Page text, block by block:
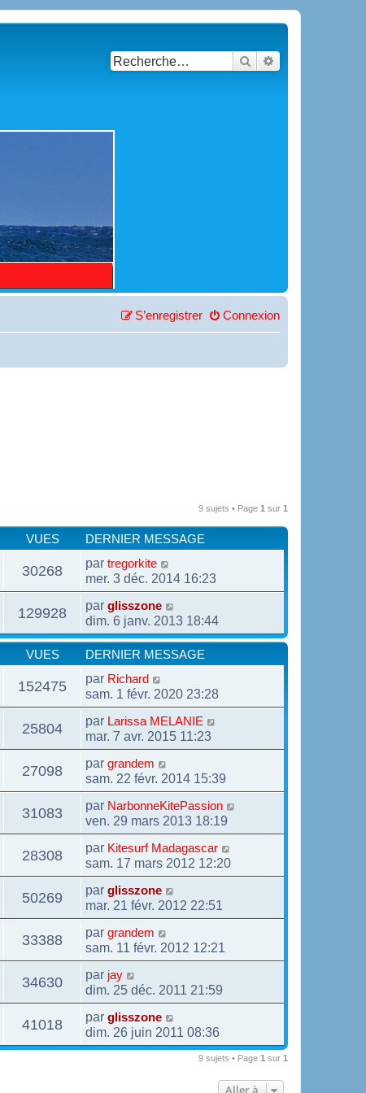
Rechercher
Connexion
S’enregistrer
9 sujets • Page 1 sur 1
VUES DERNIER MESSAGE
30268 par tregorkite
mer. 3 déc. 2014 16:23
129928 par glisszone
dim. 6 janv. 2013 18:44
VUES DERNIER MESSAGE
152475 par Richard
sam. 1 févr. 2020 23:28
25804 par Larissa MELANIE
mar. 7 avr. 2015 11:23
27098 par grandem
sam. 22 févr. 2014 15:39
31083 par NarbonneKitePassion
ven. 29 mars 2013 18:19
28308 par Kitesurf Madagascar
sam. 17 mars 2012 12:20
50269 par glisszone
mar. 21 févr. 2012 22:51
33388 par grandem
sam. 11 févr. 2012 12:21
34630 par jay
dim. 25 déc. 2011 21:59
41018 par glisszone
dim. 26 juin 2011 08:36
9 sujets • Page 1 sur 1
Aller à